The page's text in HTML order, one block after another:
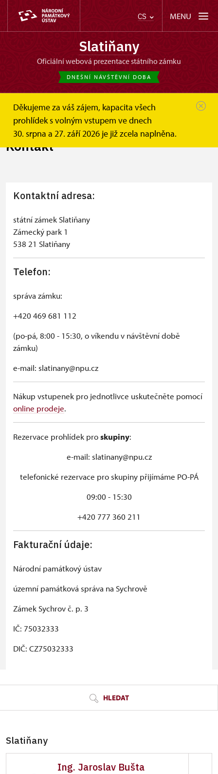
CS MENU
Slatiňany
oficiální webová prezentace státního zámku
DNEŠNÍ NÁVŠTĚVNÍ DOBA
Děkujeme za váš zájem, kapacita všech
prohlídek s volným vstupem ve dnech
30. srpna a 27. září 2026 je již zcela naplněna.
Slatiňany Informace pro návštěvníky Kontakt
Kontakt
Kontaktní adresa:
státní zámek Slatiňany
Zámecký park 1
538 21 Slatiňany
Telefon:
správa zámku:
+420 469 681 112
(po-pá, 8:00 - 15:30, o víkendu v návštěvní době
zámku)
e-mail: slatinany@npu.cz
Nákup vstupenek pro jednotlivce uskutečněte pomocí
online prodeje.
Rezervace prohlídek proskupiny:
e-mail: slatinany@npu.cz
telefonické rezervace pro skupiny přijímáme PO-PÁ
09:00 - 15:30
+420 777 360 211
Fakturační údaje:
Národní památkový ústav
územní památková správa na Sychrově
Zámek Sychrov č. p. 3
IČ: 75032333
DIČ: CZ75032333
HLEDAT
Slatiňany
Ing. Jaroslav Bušta